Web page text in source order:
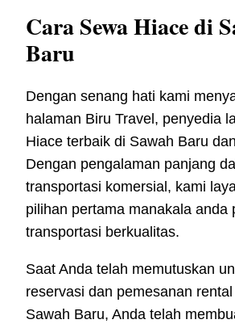
Cara Sewa Hiace di
Baru
Dengan senang hati kami
halaman Biru Travel, penyedia
Hiace terbaik di Sawah Baru
Dengan pengalaman panjang
transportasi komersial, kami
pilihan pertama manakala anda
transportasi berkualitas.
Saat Anda telah memutuskan
reservasi dan pemesanan
Sawah Baru, Anda telah